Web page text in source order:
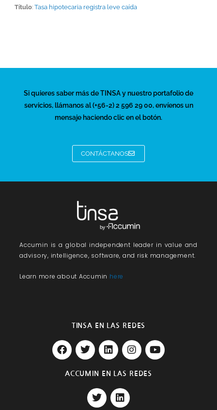
Título: Tasa hipotecaria registra leve caída
Si quieres saber más de TINSA y nuestro portafolio de
servicios, llámanos al (+56-2) 2 596 29 00, envíenos un
mensaje haciendo clic en el botón.
CONTÁCTANOS
Accumin is a global independent leader in value and
advisory, intelligence, software, and risk management.
Learn more about Accumin here
TINSA EN LAS REDES
F
a
e
T
w
t
e
r
L
i
k
d
I
n
t
Y
o
ACCUMIN EN LAS REDES
T
w
L
i